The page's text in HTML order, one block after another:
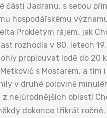
části Jadranu, s sebou
hospodářskému
Prokletým rájem, jak
rozhodla v 80. letech
proplouvat lodě do
s Mostarem, a
v druhé polovině
nejúrodnějších oblastí
dokonce třikrát